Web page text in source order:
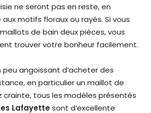
ne seront pas en reste, en
motifs floraux ou rayés. Si vous
de bain deux pièces, vous
trouver votre bonheur facilement.
peu angoissant d’acheter des
en particulier un maillot de
crainte, tous les modèles présentés
Lafayettesont d’excellente